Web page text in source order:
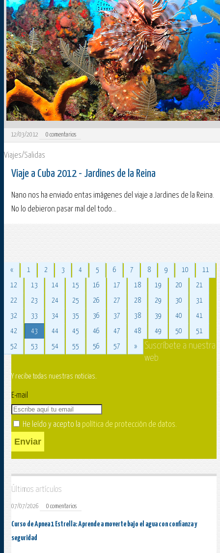
12/03/2012 0 comentarios
Viajes/Salidas
Viaje a Cuba 2012 - Jardines de la Reina
Nano nos ha enviado entas imágenes del viaje a Jardines de la Reina.
No lo debieron pasar mal del todo...
« 1 2 3 4 5 6 7 8 9 10 11
12 13 14 15 16 17 18 19 20 21
22 23 24 25 26 27 28 29 30 31
32 33 34 35 36 37 38 39 40 41
42 43 44 45 46 47 48 49 50 51
52 53 54 55 56 57 »
Suscríbete a nuestra
web
Y recibe todas nuestras noticias.
E-mail
He leído y acepto la política de protección de datos.
Enviar
Últimos artículos
07/07/2026 0 comentarios
Curso de Apnea 1 Estrella: Aprende a moverte bajo el agua con confianza y
seguridad